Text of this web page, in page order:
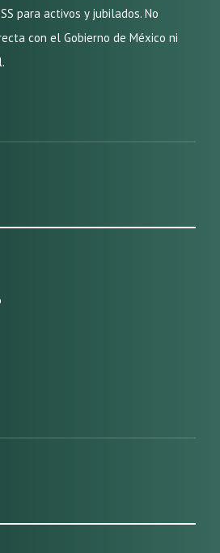
para activos y jubilados. No
con el Gobierno de México ni